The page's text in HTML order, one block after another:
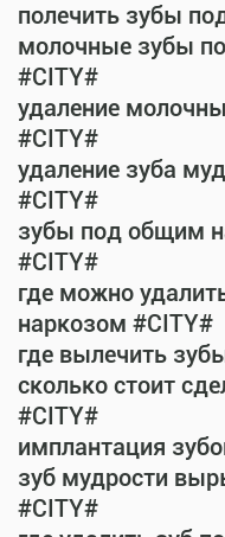
полечить зубы
молочные зубы
#CITY#
удаление
#CITY#
удаление зуба
#CITY#
зубы под общим
#CITY#
где можно
наркозом #CITY#
где вылечить
сколько стоит
#CITY#
имплантация
зуб мудрости
#CITY#